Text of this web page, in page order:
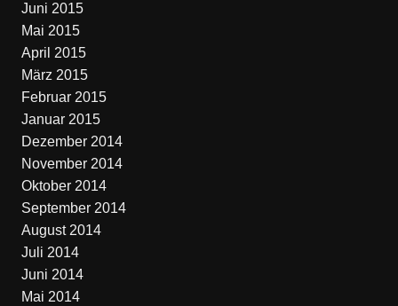
Juni 2015
Mai 2015
April 2015
März 2015
Februar 2015
Januar 2015
Dezember 2014
November 2014
Oktober 2014
September 2014
August 2014
Juli 2014
Juni 2014
Mai 2014